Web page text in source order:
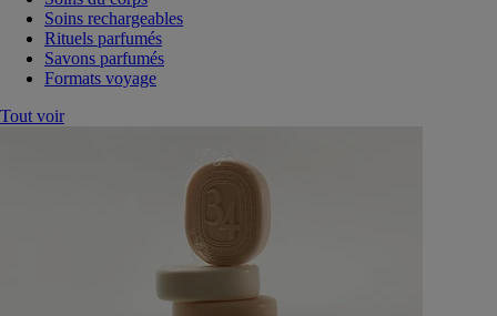
Soins rechargeables
Rituels parfumés
Savons parfumés
Formats voyage
Tout voir